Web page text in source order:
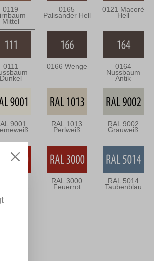
0119
Mittel
0165
Palisander Hell
0121 Macoré
Hell
0111
Dunkel
0166 Wenge 0164
Nussbaum
Antik
9001 RAL 1013
Perlweiß
RAL 9002
Grauweiß
RAL 3000
Feuerrot
RAL 5014
Taubenblau